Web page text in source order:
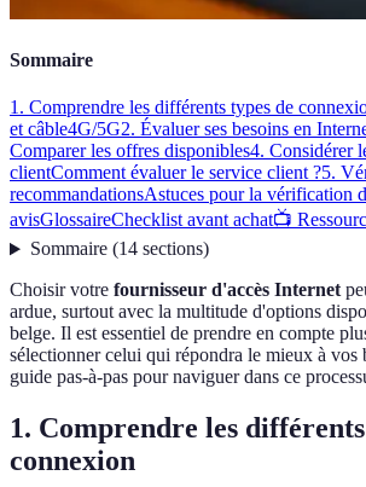
Sommaire
1. Comprendre les différents types de
et câble4G/5G2. Évaluer ses besoins en
Comparer les offres disponibles4. Considérer
clientComment évaluer le service client ?5.
recommandationsAstuces pour la vérification
avisGlossaireChecklist avant achat📺
Sommaire(14 sections)
Choisir votre fournisseur d'accès Internet
ardue, surtout avec la multitude d'options
belge. Il est essentiel de prendre en compte
sélectionner celui qui répondra le mieux à vos
guide pas-à-pas pour naviguer dans ce
1. Comprendre les
connexion